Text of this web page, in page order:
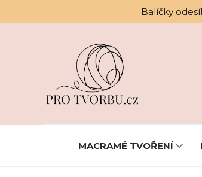
Balíčky
MACRAMÉ TVOŘENÍ